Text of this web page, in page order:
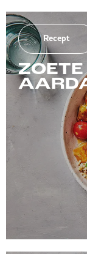
Recept
ZOETE